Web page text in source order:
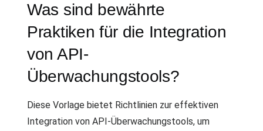
Was sind bewährte
Praktiken für die Integration
von API-
Überwachungstools?
Diese Vorlage bietet Richtlinien zur effektiven
Integration von API-Überwachungstools, um